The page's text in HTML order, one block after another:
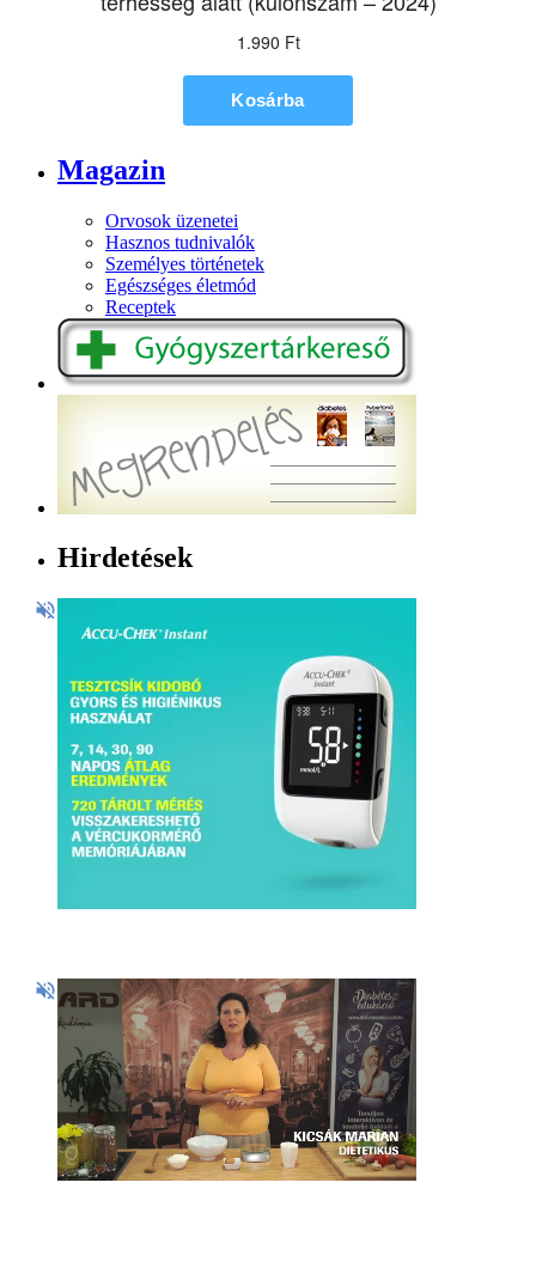
Magazin
Orvosok üzenetei
Hasznos tudnivalók
Személyes történetek
Egészséges életmód
Receptek
Hirdetések